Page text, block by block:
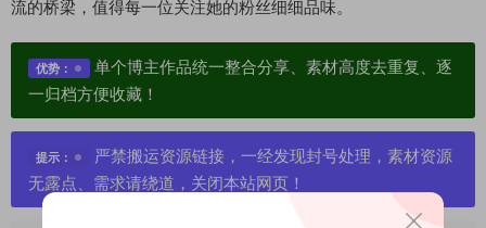
流的桥梁，值得每一位关注她的粉丝细细品味。
优势：
单个博主作品统一整合分享、素材高度去重复、逐
一归档方便收藏！
提示：
严禁搬运资源链接，一经发现封号处理，素材资源
无露点、需求请绕道，关闭本站网页！